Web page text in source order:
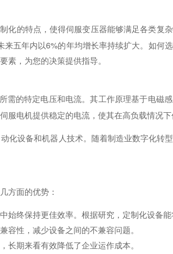
化的特点，使得伺服变压器能够满足各类复
五年内以6%的年均增长率持续扩大。如何
，为您的决策提供指导。
需的特定电压和电流。其工作原理基于电磁
电机提供稳定的电流，使其在高负载情况下
化设备和机器人技术。随着制造业数字化转
方面的优势：
终保持更佳效率。根据研究，定制化设备能
性，减少设备之间的不兼容问题。
期来看有效降低了企业运作成本。